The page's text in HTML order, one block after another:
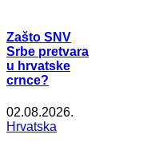
Zašto SNV
Srbe pretvara
u hrvatske
crnce?
02.08.2026.
Hrvatska